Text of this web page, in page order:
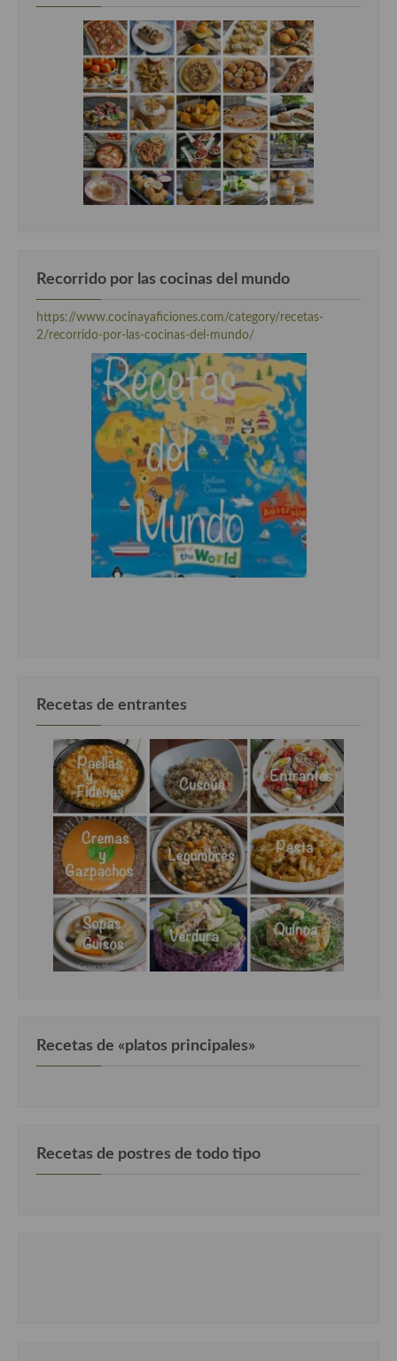
Recorrido por las cocinas del mundo
https://www.cocinayaficiones.com/category/recetas-
2/recorrido-por-las-cocinas-del-mundo/
Recetas de entrantes
Recetas de «platos principales»
Recetas de postres de todo tipo